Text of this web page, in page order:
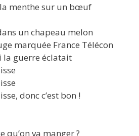
la menthe sur un bœuf
un chapeau melon
marquée France Télécon
la guerre éclatait
donc c’est bon !
qu’on va manger ?